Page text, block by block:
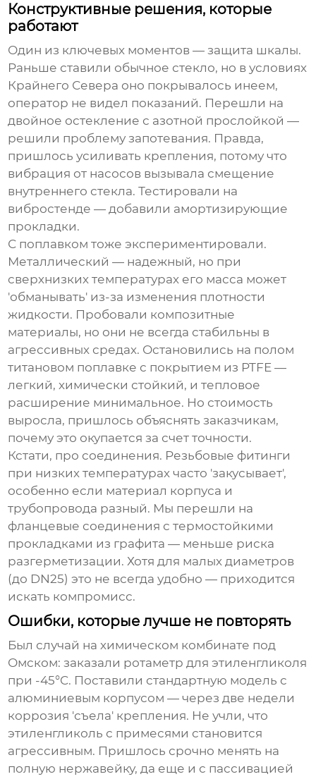
Конструктивные решения, которые
работают
Один из ключевых моментов — защита шкалы.
Раньше ставили обычное стекло, но в условиях
Крайнего Севера оно покрывалось инеем,
оператор не видел показаний. Перешли на
двойное остекление с азотной прослойкой —
решили проблему запотевания. Правда,
пришлось усиливать крепления, потому что
вибрация от насосов вызывала смещение
внутреннего стекла. Тестировали на
вибростенде — добавили амортизирующие
прокладки.
С поплавком тоже экспериментировали.
Металлический — надежный, но при
сверхнизких температурах его масса может
'обманывать' из-за изменения плотности
жидкости. Пробовали композитные
материалы, но они не всегда стабильны в
агрессивных средах. Остановились на полом
титановом поплавке с покрытием из PTFE —
легкий, химически стойкий, и тепловое
расширение минимальное. Но стоимость
выросла, пришлось объяснять заказчикам,
почему это окупается за счет точности.
Кстати, про соединения. Резьбовые фитинги
при низких температурах часто 'закусывает',
особенно если материал корпуса и
трубопровода разный. Мы перешли на
фланцевые соединения с термостойкими
прокладками из графита — меньше риска
разгерметизации. Хотя для малых диаметров
(до DN25) это не всегда удобно — приходится
искать компромисс.
Ошибки, которые лучше не повторять
Был случай на химическом комбинате под
Омском: заказали ротаметр для этиленгликоля
при -45°C. Поставили стандартную модель с
алюминиевым корпусом — через две недели
коррозия 'съела' крепления. Не учли, что
этиленгликоль с примесями становится
агрессивным. Пришлось срочно менять на
полную нержавейку, да еще и с пассивацией